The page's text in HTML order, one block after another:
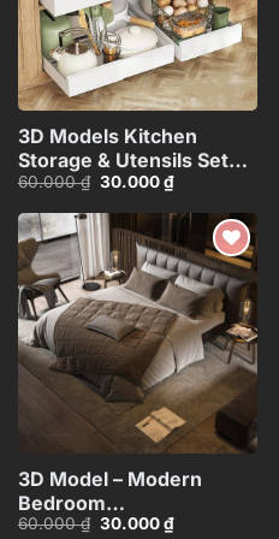
3D Models Kitchen
Storage & Utensils Set
for 3ds
Max_HCI4803714237078
60.000₫ Giá
là:
60.000 ₫.
30.000₫Giá
hiện
tại
là:
30.000 ₫.
Add to
wishlist
3D Model – Modern
Bedroom
Interior_ID117134728 VR
60.000₫ Giá
30.000₫Giá